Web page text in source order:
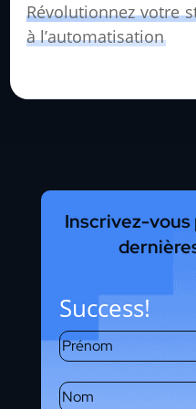
Révolutionnez votre
à l’automatisation
Inscrivez-vous
Success!